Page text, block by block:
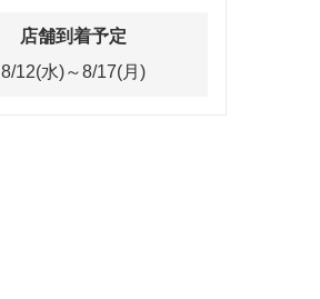
店舗到着予定
8/12(水)～8/17(月)